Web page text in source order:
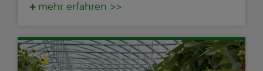
mehr erfahren >>